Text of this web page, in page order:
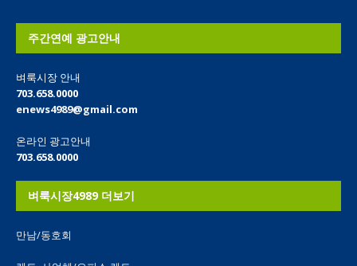
주간연예 광고안내
벼룩시장 안내
703.658.0000
enews4989@gmail.com
온라인 광고안내
703.658.0000
벼룩시장4989 더보기
만남/동호회